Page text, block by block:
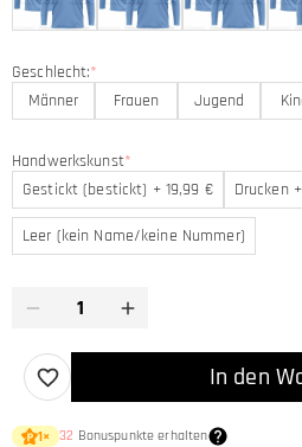
Geschlecht:*
Männer
Frauen Jugend
Handwerkskunst*
Gestickt (bestickt) + 19,99 €
Drucken
Leer (kein Name/keine Nummer)
In den
1× 32 Bonuspunkte erhalten